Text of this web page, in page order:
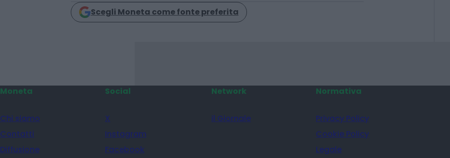
Moneta Social Normativa